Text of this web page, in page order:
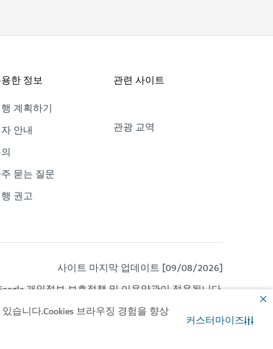
습니다.Cookies 브라우징 경험을 향상
커스터마이즈
한 정보
계획하기
안내
묻는 질문
권고
관련 사이트
관광 교역
사이트 마지막 업데이트 [09/08/2026]
개인정보 보호정책 및 이용약관이 적용됩니다.